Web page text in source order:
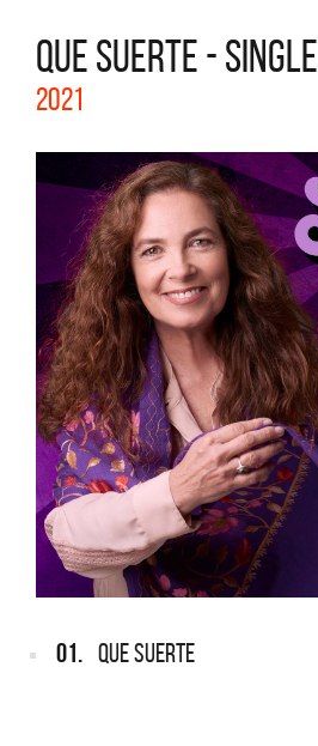
QUE SUERTE - SINGLE
2021
01. QUE SUERTE